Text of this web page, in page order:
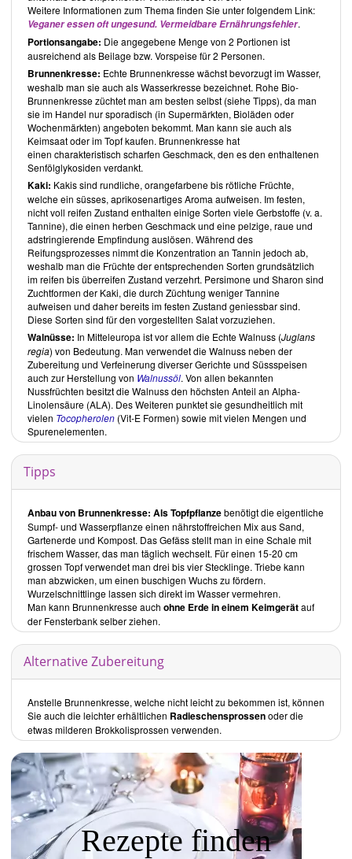
Weitere Informationen zum Thema finden Sie unter folgendem Link:
Veganer essen oft ungesund. Vermeidbare Ernährungsfehler.
Portionsangabe: Die angegebene Menge von 2 Portionen ist
ausreichend als Beilage bzw. Vorspeise für 2 Personen.
Brunnenkresse: Echte Brunnenkresse wächst bevorzugt im Wasser,
weshalb man sie auch als Wasserkresse bezeichnet. Rohe Bio-
Brunnenkresse züchtet man am besten selbst (siehe Tipps), da man
sie im Handel nur sporadisch (in Supermärkten, Bioläden oder
Wochenmärkten) angeboten bekommt. Man kann sie auch als
Keimsaat oder im Topf kaufen. Brunnenkresse hat
einen charakteristisch scharfen Geschmack, den es den enthaltenen
Senfölglykosiden verdankt.
Kaki: Kakis sind rundliche, orangefarbene bis rötliche Früchte,
welche ein süsses, aprikosenartiges Aroma aufweisen. Im festen,
nicht voll reifen Zustand enthalten einige Sorten viele Gerbstoffe (v. a.
Tannine), die einen herben Geschmack und eine pelzige, raue und
adstringierende Empfindung auslösen. Während des
Reifungsprozesses nimmt die Konzentration an Tannin jedoch ab,
weshalb man die Früchte der entsprechenden Sorten grundsätzlich
im reifen bis überreifen Zustand verzehrt. Persimone und Sharon sind
Zuchtformen der Kaki, die durch Züchtung weniger Tannine
aufweisen und daher bereits im festen Zustand geniessbar sind.
Diese Sorten sind für den vorgestellten Salat vorzuziehen.
Walnüsse: In Mitteleuropa ist vor allem die Echte Walnuss (Juglans
regia) von Bedeutung. Man verwendet die Walnuss neben der
Zubereitung und Verfeinerung diverser Gerichte und Süssspeisen
auch zur Herstellung von Walnussöl. Von allen bekannten
Nussfrüchten besitzt die Walnuss den höchsten Anteil an Alpha-
Linolensäure (ALA). Des Weiteren punktet sie gesundheitlich mit
vielen Tocopherolen (Vit-E Formen) sowie mit vielen Mengen und
Spurenelementen.
Tipps
Anbau von Brunnenkresse: Als Topfpflanzebenötigt die eigentliche
Sumpf- und Wasserpflanze einen nährstoffreichen Mix aus Sand,
Gartenerde und Kompost. Das Gefäss stellt man in eine Schale mit
frischem Wasser, das man täglich wechselt. Für einen 15-20 cm
grossen Topf verwendet man drei bis vier Stecklinge. Triebe kann
man abzwicken, um einen buschigen Wuchs zu fördern.
Wurzelschnittlinge lassen sich direkt im Wasser vermehren.
Man kann Brunnenkresse auch ohne Erde in einem Keimgerätauf
der Fensterbank selber ziehen.
Alternative Zubereitung
Anstelle Brunnenkresse, welche nicht leicht zu bekommen ist, können
Sie auch die leichter erhältlichen Radieschensprossenoder die
etwas milderen Brokkolisprossen verwenden.
Rezepte finden